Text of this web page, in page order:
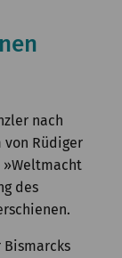
nach
von Rüdiger
»Weltmacht
des